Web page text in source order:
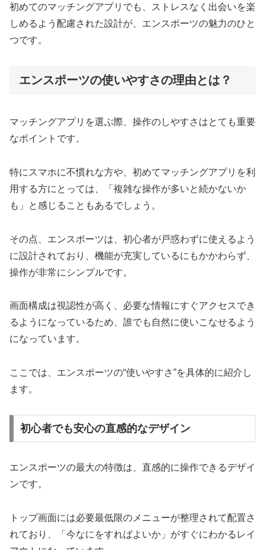
初めてのマッチングアプリでも、ストレスなく出会いを楽
しめるよう配慮された設計が、エンスポーツの魅力のひと
つです。
エンスポーツの使いやすさの理由とは？
マッチングアプリを選ぶ際、操作のしやすさはとても重要
なポイントです。
特にスマホに不慣れな方や、初めてマッチングアプリを利
用する方にとっては、「複雑な操作が多いと続かないか
も」と感じることもあるでしょう。
その点、エンスポーツは、初心者が戸惑わずに使えるよう
に設計されており、機能が充実しているにもかかわらず、
操作が非常にシンプルです。
画面構成は視認性が高く、必要な情報にすぐアクセスでき
るようになっているため、誰でも自然に使いこなせるよう
になっています。
ここでは、エンスポーツの“使いやすさ”を具体的に紹介し
ます。
初心者でも安心の直感的なデザイン
エンスポーツの最大の特徴は、直感的に操作できるデザイ
ンです。
トップ画面には必要最低限のメニューが整理されて配置さ
れており、「今なにをすればよいか」がすぐにわかるレイ